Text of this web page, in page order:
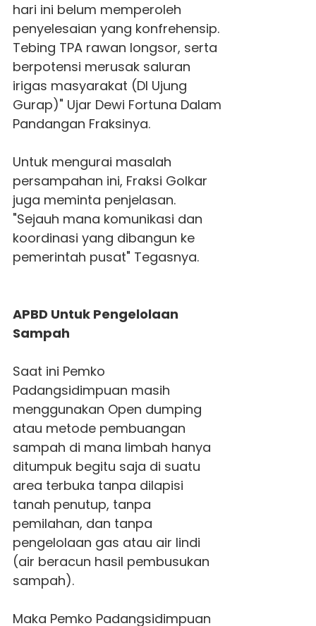
hari ini belum memperoleh
penyelesaian yang konfrehensip.
Tebing TPA rawan longsor, serta
berpotensi merusak saluran
irigas masyarakat (DI Ujung
Gurap)" Ujar Dewi Fortuna Dalam
Pandangan Fraksinya.
Untuk mengurai masalah
persampahan ini, Fraksi Golkar
juga meminta penjelasan.
"Sejauh mana komunikasi dan
koordinasi yang dibangun ke
pemerintah pusat" Tegasnya.
APBD Untuk Pengelolaan
Sampah
Saat ini Pemko
Padangsidimpuan masih
menggunakan Open dumping
atau metode pembuangan
sampah di mana limbah hanya
ditumpuk begitu saja di suatu
area terbuka tanpa dilapisi
tanah penutup, tanpa
pemilahan, dan tanpa
pengelolaan gas atau air lindi
(air beracun hasil pembusukan
sampah).
Maka Pemko Padangsidimpuan